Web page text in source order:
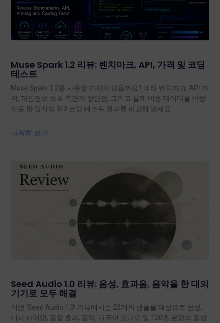
Muse Spark 1.2 리뷰: 벤치마크, API, 가격 및 코딩
테스트
Muse Spark 1.2를 사용할 가치가 있을까요? 메타 벤치마크, API 가
격, 개인정보 보호 측면의 장단점, 그리고 실제 비용 데이터를 바탕
으로 한 당사의 3/3 코딩 테스트 결과를 비교해 보세요.
자세히 보기
Seed Audio 1.0 리뷰: 음성, 효과음, 음악을 한 대의
기기로 모두 해결
이번 ‘Seed Audio 1.0’ 리뷰에서는 23개의 샘플을 대상으로 음성,
대사 타이밍, 음향 효과, 음악, 다국어 오디오 및 120초 분량의 음성